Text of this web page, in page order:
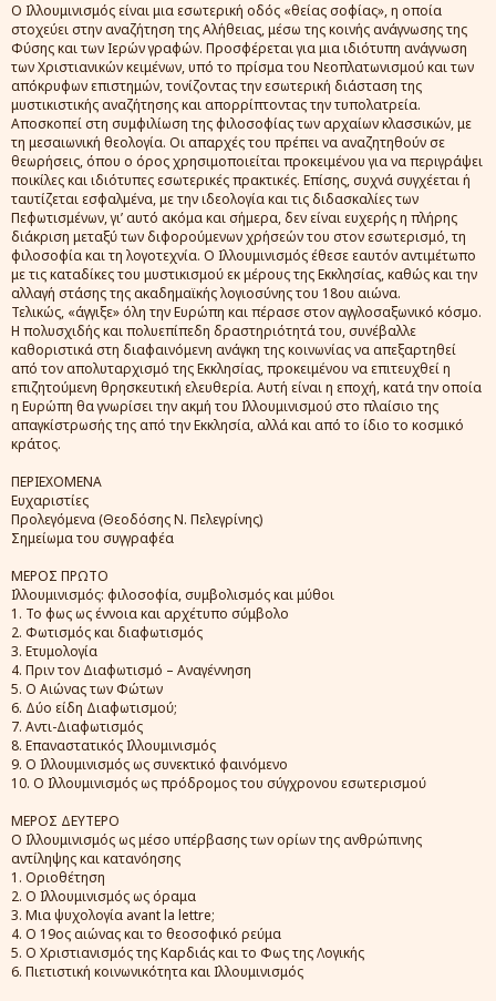
Ο Ιλλουμινισμός είναι μια εσωτερική οδός «θείας σοφίας», η οποία
στοχεύει στην αναζήτηση της Αλήθειας, μέσω της κοινής ανάγνωσης της
Φύσης και των Ιερών γραφών. Προσφέρεται για μια ιδιότυπη ανάγνωση
των Χριστιανικών κειμένων, υπό το πρίσμα του Νεοπλατωνισμού και των
απόκρυφων επιστημών, τονίζοντας την εσωτερική διάσταση της
μυστικιστικής αναζήτησης και απορρίπτοντας την τυπολατρεία.
Αποσκοπεί στη συμφιλίωση της φιλοσοφίας των αρχαίων κλασσικών, με
τη μεσαιωνική θεολογία. Οι απαρχές του πρέπει να αναζητηθούν σε
θεωρήσεις, όπου ο όρος χρησιμοποιείται προκειμένου για να περιγράψει
ποικίλες και ιδιότυπες εσωτερικές πρακτικές. Επίσης, συχνά συγχέεται ή
ταυτίζεται εσφαλμένα, με την ιδεολογία και τις διδασκαλίες των
Πεφωτισμένων, γι’ αυτό ακόμα και σήμερα, δεν είναι ευχερής η πλήρης
διάκριση μεταξύ των διφορούμενων χρήσεών του στον εσωτερισμό, τη
φιλοσοφία και τη λογοτεχνία. Ο Ιλλουμινισμός έθεσε εαυτόν αντιμέτωπο
με τις καταδίκες του μυστικισμού εκ μέρους της Εκκλησίας, καθώς και την
αλλαγή στάσης της ακαδημαϊκής λογιοσύνης του 18ου αιώνα.
Τελικώς, «άγγιξε» όλη την Ευρώπη και πέρασε στον αγγλοσαξωνικό κόσμο.
Η πολυσχιδής και πολυεπίπεδη δραστηριότητά του, συνέβαλλε
καθοριστικά στη διαφαινόμενη ανάγκη της κοινωνίας να απεξαρτηθεί
από τον απολυταρχισμό της Εκκλησίας, προκειμένου να επιτευχθεί η
επιζητούμενη θρησκευτική ελευθερία. Αυτή είναι η εποχή, κατά την οποία
η Ευρώπη θα γνωρίσει την ακμή του Ιλλουμινισμού στο πλαίσιο της
απαγκίστρωσής της από την Εκκλησία, αλλά και από το ίδιο το κοσμικό
κράτος.
ΠΕΡΙΕΧΟΜΕΝΑ
Ευχαριστίες
Προλεγόμενα (Θεοδόσης Ν. Πελεγρίνης)
Σημείωμα του συγγραφέα
ΜΕΡΟΣ ΠΡΩΤΟ
Ιλλουμινισμός: φιλοσοφία, συμβολισμός και μύθοι
1. Το φως ως έννοια και αρχέτυπο σύμβολο
2. Φωτισμός και διαφωτισμός
3. Ετυμολογία
4. Πριν τον Διαφωτισμό – Αναγέννηση
5. Ο Αιώνας των Φώτων
6. Δύο είδη Διαφωτισμού;
7. Αντι-Διαφωτισμός
8. Επαναστατικός Ιλλουμινισμός
9. Ο Ιλλουμινισμός ως συνεκτικό φαινόμενο
10. Ο Ιλλουμινισμός ως πρόδρομος του σύγχρονου εσωτερισμού
ΜΕΡΟΣ ΔΕΥΤΕΡΟ
Ο Ιλλουμινισμός ως μέσο υπέρβασης των ορίων της ανθρώπινης
αντίληψης και κατανόησης
1. Οριοθέτηση
2. Ο Ιλλουμινισμός ως όραμα
3. Μια ψυχολογία avant la lettre;
4. Ο 19ος αιώνας και το θεοσοφικό ρεύμα
5. Ο Χριστιανισμός της Καρδιάς και το Φως της Λογικής
6. Πιετιστική κοινωνικότητα και Ιλλουμινισμός